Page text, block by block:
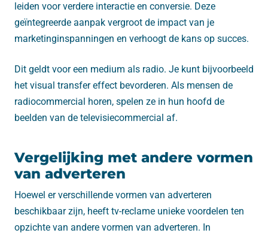
leiden voor verdere interactie en conversie. Deze
geïntegreerde aanpak vergroot de impact van je
marketinginspanningen en verhoogt de kans op succes.
Dit geldt voor een medium als radio. Je kunt bijvoorbeeld
het visual transfer effect bevorderen. Als mensen de
radiocommercial horen, spelen ze in hun hoofd de
beelden van de televisiecommercial af.
Vergelijking met andere vormen
van adverteren
Hoewel er verschillende vormen van adverteren
beschikbaar zijn, heeft tv-reclame unieke voordelen ten
opzichte van andere vormen van adverteren. In